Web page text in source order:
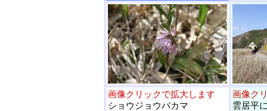
画像クリックで拡大します
ショウジョウバカマ
画像ク
雲居平